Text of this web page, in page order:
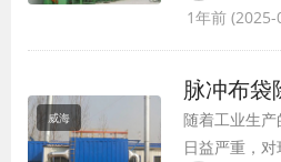
厂。该设备
1年前
威海
脉冲布袋
随着工业生
日益严重，